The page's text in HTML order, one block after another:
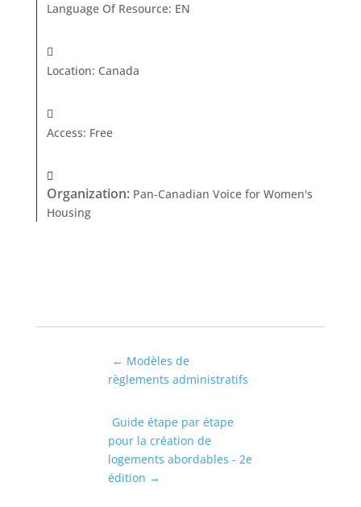
Language Of Resource: EN
Location: Canada
Access: Free
Organization: Pan-Canadian Voice for Women's
Housing
← Modèles de
règlements administratifs
Guide étape par étape
pour la création de
logements abordables - 2e
édition →